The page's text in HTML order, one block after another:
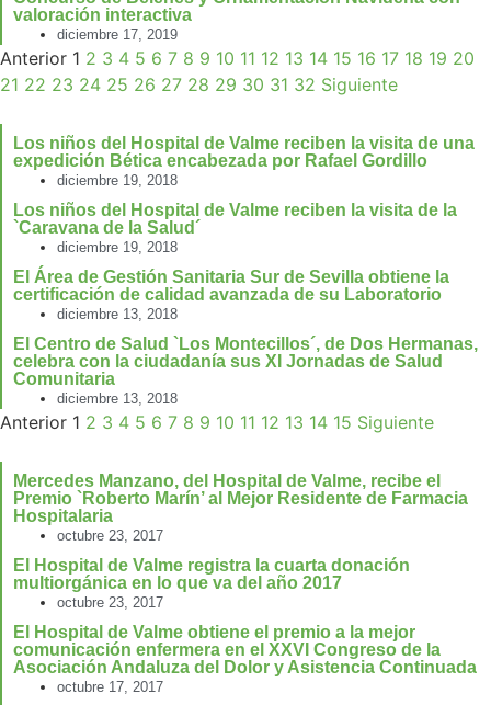
valoración interactiva
diciembre 17, 2019
Anterior 1 2 3 4 5 6 7 8 9 10 11 12 13 14 15 16 17 18 19 20
21 22 23 24 25 26 27 28 29 30 31 32 Siguiente
Los niños del Hospital de Valme reciben la visita de una
expedición Bética encabezada por Rafael Gordillo
diciembre 19, 2018
Los niños del Hospital de Valme reciben la visita de la
`Caravana de la Salud´
diciembre 19, 2018
El Área de Gestión Sanitaria Sur de Sevilla obtiene la
certificación de calidad avanzada de su Laboratorio
diciembre 13, 2018
El Centro de Salud `Los Montecillos´, de Dos Hermanas,
celebra con la ciudadanía sus XI Jornadas de Salud
Comunitaria
diciembre 13, 2018
Anterior 1 2 3 4 5 6 7 8 9 10 11 12 13 14 15 Siguiente
Mercedes Manzano, del Hospital de Valme, recibe el
Premio `Roberto Marín’ al Mejor Residente de Farmacia
Hospitalaria
octubre 23, 2017
El Hospital de Valme registra la cuarta donación
multiorgánica en lo que va del año 2017
octubre 23, 2017
El Hospital de Valme obtiene el premio a la mejor
comunicación enfermera en el XXVI Congreso de la
Asociación Andaluza del Dolor y Asistencia Continuada
octubre 17, 2017